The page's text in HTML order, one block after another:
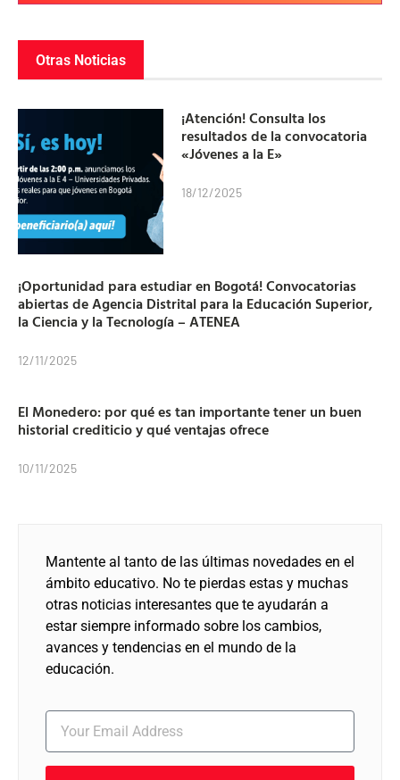
Otras Noticias
¡Atención! Consulta los
resultados de la convocatoria
«Jóvenes a la E»
18/12/2025
¡Oportunidad para estudiar en Bogotá! Convocatorias
abiertas de Agencia Distrital para la Educación Superior,
la Ciencia y la Tecnología – ATENEA
12/11/2025
El Monedero: por qué es tan importante tener un buen
historial crediticio y qué ventajas ofrece
10/11/2025
Mantente al tanto de las últimas novedades en el
ámbito educativo. No te pierdas estas y muchas
otras noticias interesantes que te ayudarán a
estar siempre informado sobre los cambios,
avances y tendencias en el mundo de la
educación.